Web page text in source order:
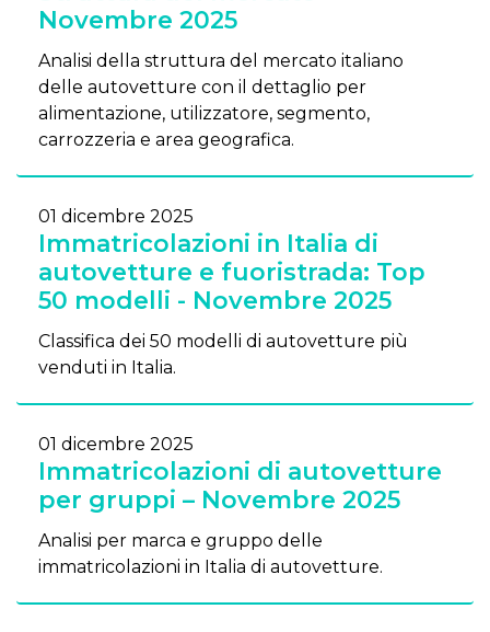
Novembre 2025
Analisi della struttura del mercato italiano
delle autovetture con il dettaglio per
alimentazione, utilizzatore, segmento,
carrozzeria e area geografica.
01 dicembre 2025
Immatricolazioni in Italia di
autovetture e fuoristrada: Top
50 modelli - Novembre 2025
Classifica dei 50 modelli di autovetture più
venduti in Italia.
01 dicembre 2025
Immatricolazioni di autovetture
per gruppi – Novembre 2025
Analisi per marca e gruppo delle
immatricolazioni in Italia di autovetture.